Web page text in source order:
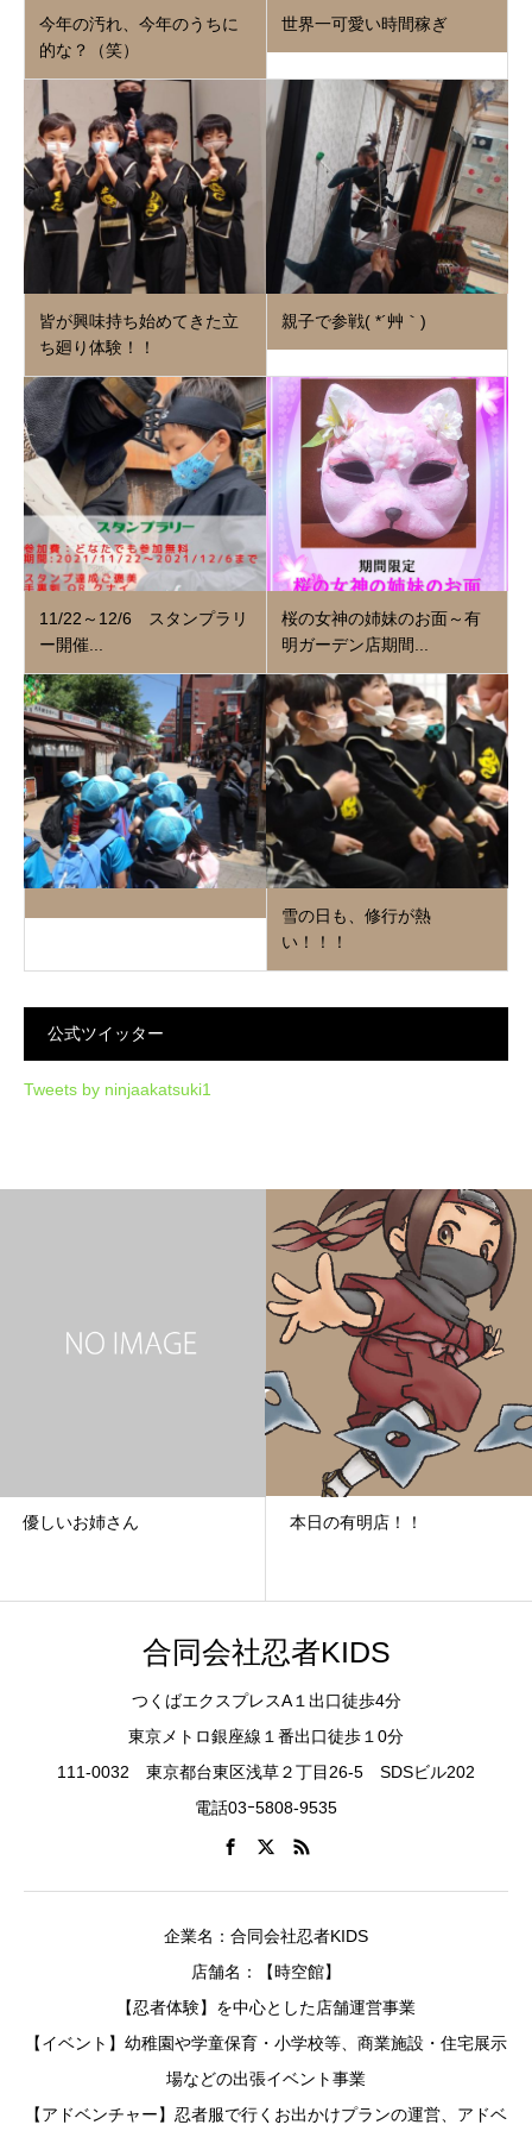
今年の汚れ、今年のうちに
的な？（笑）
世界一可愛い時間稼ぎ
皆が興味持ち始めてきた立
ち廻り体験！！
親子で参戦( *´艸｀)
11/22～12/6 スタンプラリ
ー開催...
桜の女神の姉妹のお面～有
明ガーデン店期間...
雪の日も、修行が熱
い！！！
公式ツイッター
Tweets by ninjaakatsuki1
優しいお姉さん 本日の有明店！！
合同会社忍者KIDS
つくばエクスプレスA１出口徒歩4分
東京メトロ銀座線１番出口徒歩１0分
111-0032 東京都台東区浅草２丁目26-5 SDSビル202
電話03ｰ5808-9535
企業名：合同会社忍者KIDS
店舗名：【時空館】
【忍者体験】を中心とした店舗運営事業
【イベント】幼稚園や学童保育・小学校等、商業施設・住宅展示
場などの出張イベント事業
【アドベンチャー】忍者服で行くお出かけプランの運営、アドベ